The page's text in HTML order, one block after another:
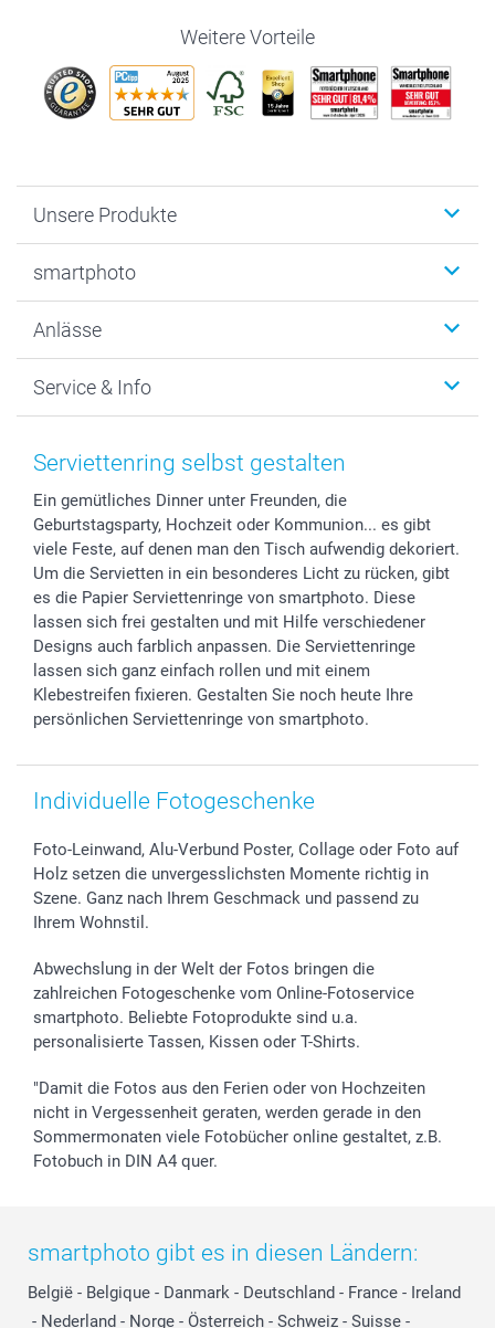
Weitere Vorteile
Unsere Produkte
Fotogeschenke
MyNameBook
Fotoabzüge, Fotos als Buch & Poster
Zubehör & Material
Foto-Kalender & Agenden
Sticker & Etiketten
Geschenk-Gutscheine (PDF)
smartphoto
Warum smartphoto
Datenschutz
AGB
Presse
Partnerprogramme
Investor Relations
B2B smartbusiness
Widerrufsrecht
Anlässe
Neujahr
Muttertag
Kommunion & Konfirmation
Hochzeit
Geburtstag
Geburt
Zu allen Anlässen
Service & Info
Anmelden /Registrieren
Preise und Versandkosten
Lieferfristen
72h Lieferung
Zahlungsmöglichkeiten
Sitemap
Status der Bestellung
smartfriends
smartgarantie
smartbonus
Serviettenring selbst gestalten
Ein gemütliches Dinner unter Freunden, die
Geburtstagsparty, Hochzeit oder Kommunion... es gibt
viele Feste, auf denen man den Tisch aufwendig dekoriert.
Um die Servietten in ein besonderes Licht zu rücken, gibt
es die Papier Serviettenringe von smartphoto. Diese
lassen sich frei gestalten und mit Hilfe verschiedener
Designs auch farblich anpassen. Die Serviettenringe
lassen sich ganz einfach rollen und mit einem
Klebestreifen fixieren. Gestalten Sie noch heute Ihre
persönlichen Serviettenringe von smartphoto.
Individuelle Fotogeschenke
Foto-Leinwand, Alu-Verbund Poster, Collage oder Foto auf
Holz setzen die unvergesslichsten Momente richtig in
Szene. Ganz nach Ihrem Geschmack und passend zu
Ihrem Wohnstil.
Abwechslung in der Welt der Fotos bringen die
zahlreichen Fotogeschenke vom Online-Fotoservice
smartphoto. Beliebte Fotoprodukte sind u.a.
personalisierte Tassen, Kissen oder T-Shirts.
"Damit die Fotos aus den Ferien oder von Hochzeiten
nicht in Vergessenheit geraten, werden gerade in den
Sommermonaten viele Fotobücher online gestaltet, z.B.
Fotobuch in DIN A4 quer.
smartphoto gibt es in diesen Ländern:
België - Belgique - Danmark - Deutschland - France - Ireland
- Nederland - Norge - Österreich - Schweiz - Suisse -